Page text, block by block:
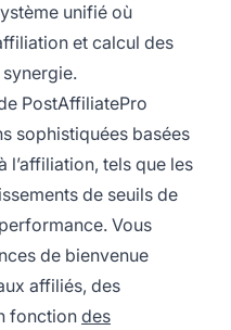
unifié où
et calcul des
PostAffiliatePro
sophistiquées basées
l’affiliation, tels que les
de seuils de
Vous
de bienvenue
affiliés, des
fonction des